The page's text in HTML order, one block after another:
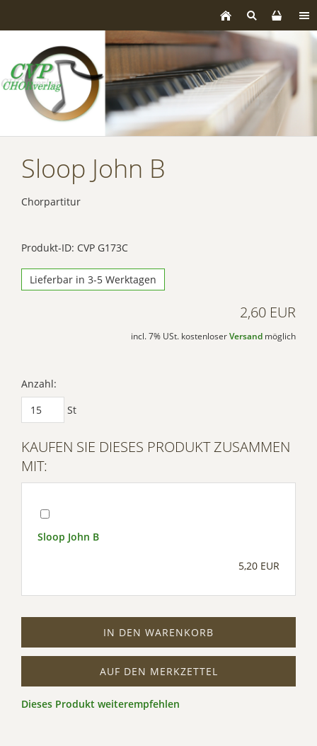
Sloop John B
Chorpartitur
Produkt-ID: CVP G173C
Lieferbar in 3-5 Werktagen
2,60 EUR
incl. 7% USt. kostenloser Versand möglich
Anzahl:
St
KAUFEN SIE DIESES PRODUKT ZUSAMMEN
MIT:
Sloop John B
5,20 EUR
IN DEN WARENKORB
AUF DEN MERKZETTEL
Dieses Produkt weiterempfehlen